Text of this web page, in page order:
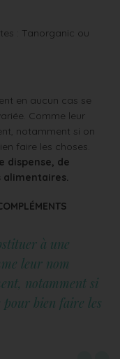
: Tanorganic ou
en aucun cas se
Comme leur
notamment si on
faire les choses.
dispense, de
à une
leur nom
notamment si
pour bien faire les